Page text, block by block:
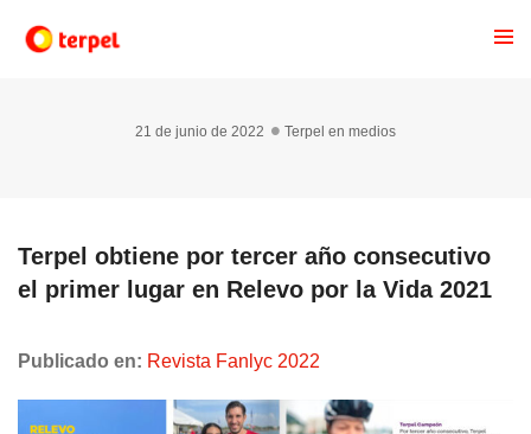
21 de junio de 2022 Terpel en medios
Terpel obtiene por tercer año consecutivo
el primer lugar en Relevo por la Vida 2021
Publicado en: Revista Fanlyc 2022